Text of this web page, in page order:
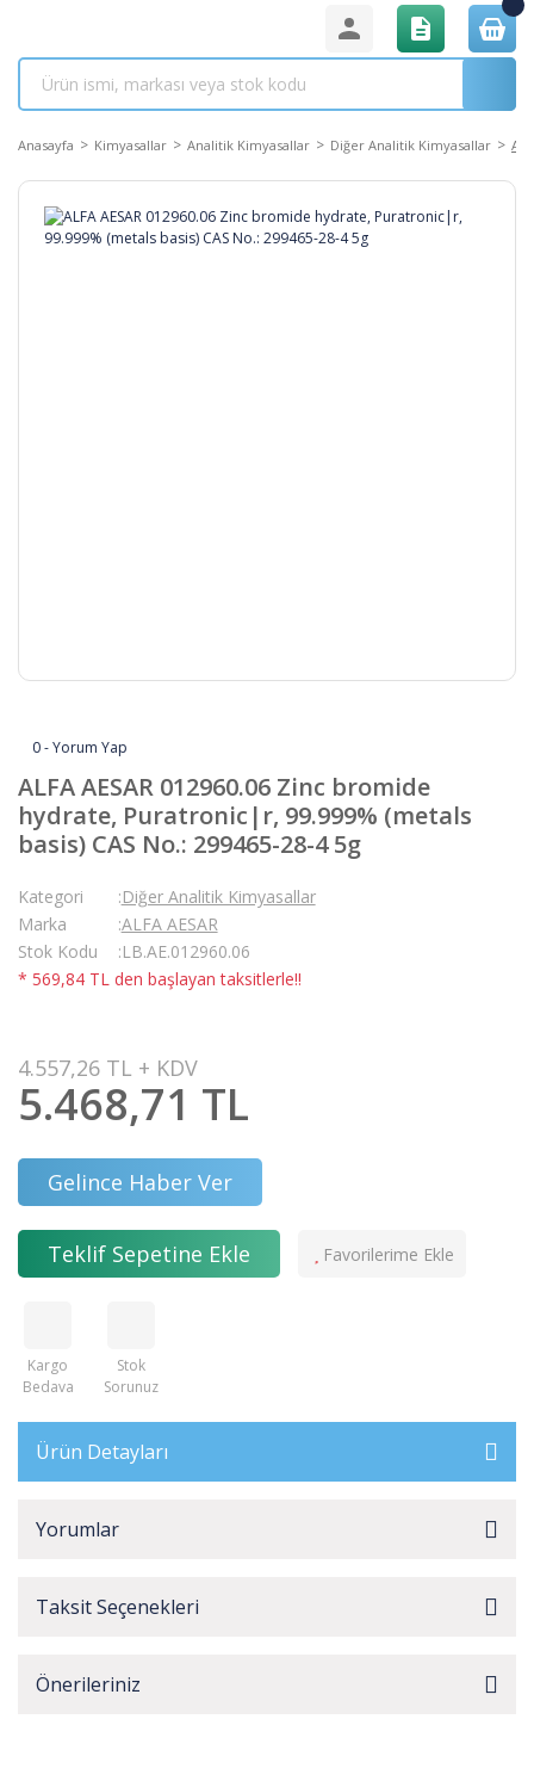
Anasayfa Kimyasallar Analitik Kimyasallar Diğer Analitik Kimyasallar
0 - Yorum Yap
ALFA AESAR 012960.06 Zinc bromide
hydrate, Puratronic|r, 99.999% (metals
basis) CAS No.: 299465-28-4 5g
Kategori
Diğer Analitik Kimyasallar
Marka
ALFA AESAR
Stok Kodu
LB.AE.012960.06
* 569,84 TL den başlayan taksitlerle!!
4.557,26 TL + KDV
5.468,71 TL
Gelince Haber Ver
Teklif Sepetine Ekle
Kargo
Bedava
Stok
Sorunuz
Ürün Detayları
Yorumlar
Taksit Seçenekleri
Önerileriniz